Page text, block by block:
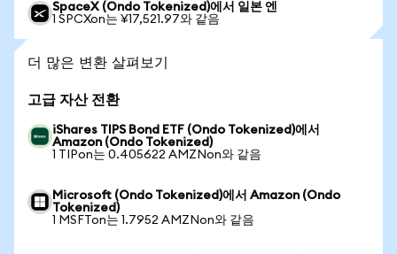
SpaceX (Ondo Tokenized)에서 일본 엔
1 SPCXon는 ¥17,521.97와 같음
더 많은 변환 살펴보기
고급 자산 전환
iShares TIPS Bond ETF (Ondo Tokenized)에서
Amazon (Ondo Tokenized)
1 TIPon는 0.405622 AMZNon와 같음
Microsoft (Ondo Tokenized)에서 Amazon (Ondo
Tokenized)
1 MSFTon는 1.7952 AMZNon와 같음